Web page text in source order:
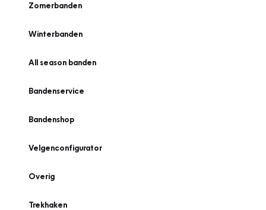
Zomerbanden
Winterbanden
All season banden
Bandenservice
Bandenshop
Velgenconfigurator
Overig
Trekhaken